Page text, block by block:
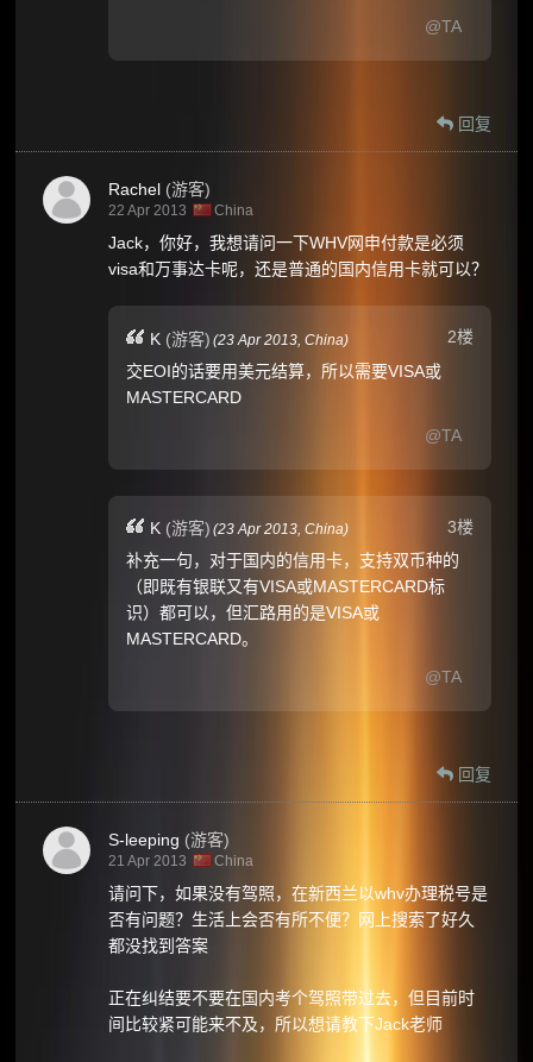
@TA
回复
Rachel (游客)
22 Apr 2013 China
Jack，你好，我想请问一下WHV网申付款是必须
visa和万事达卡呢，还是普通的国内信用卡就可以？
2楼
K (游客) (23 Apr 2013,China)
交EOI的话要用美元结算，所以需要VISA或
MASTERCARD
@TA
3楼
K (游客) (23 Apr 2013,China)
补充一句，对于国内的信用卡，支持双币种的
（即既有银联又有VISA或MASTERCARD标
识）都可以，但汇路用的是VISA或
MASTERCARD。
@TA
回复
S-leeping (游客)
21 Apr 2013 China
请问下，如果没有驾照，在新西兰以whv办理税号是
否有问题？生活上会否有所不便？网上搜索了好久
都没找到答案
正在纠结要不要在国内考个驾照带过去，但目前时
间比较紧可能来不及，所以想请教下Jack老师